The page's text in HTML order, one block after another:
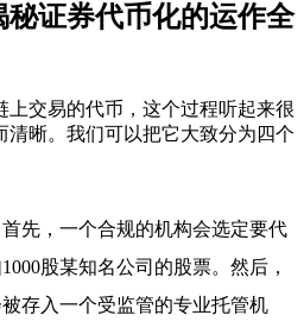
证券代币化的运作全
上交易的代币，这个过程听起来很
清晰。我们可以把它大致分为四个
首先，一个合规的机构会选定要代
股某知名公司的股票。然后，
存入一个受监管的专业托管机